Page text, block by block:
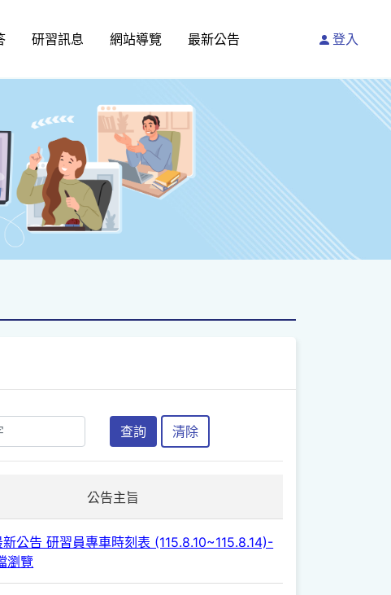
研習訊息 網站導覽 最新公告 登入
查詢 清除
公告主旨
公告 研習員專車時刻表 (115.8.10~115.8.14)-
瀏覽